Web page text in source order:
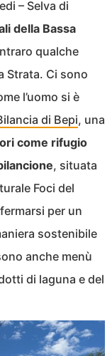
– Selva di
della Bassa
qualche
Strata. Ci sono
l’uomo si è
di Bepi, una
come rifugio
, situata
Foci del
per un
sostenibile
anche menù
di laguna e del